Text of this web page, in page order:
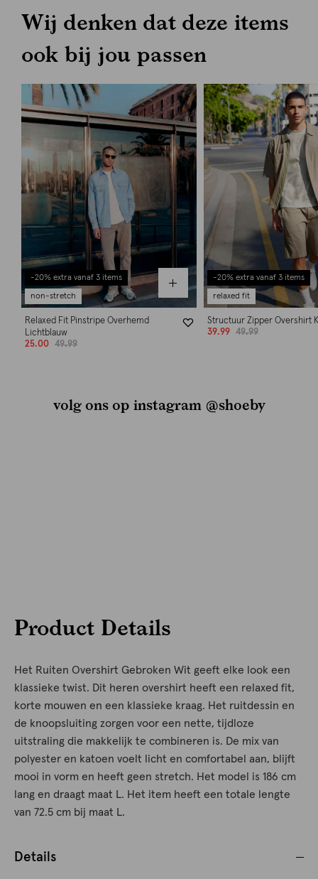
Wij denken dat deze items
ook bij jou passen
-20% extra vanaf 3 items
non-stretch
Relaxed Fit Pinstripe Overhemd
Lichtblauw
25.00
49.99
-20% extra vanaf 3 items
relaxed fit
Structuur Zipper Overshirt
39.99
49.99
volg ons op instagram @shoeby
Product Details
Het Ruiten Overshirt Gebroken Wit geeft elke look een
klassieke twist. Dit heren overshirt heeft een relaxed fit,
korte mouwen en een klassieke kraag. Het ruitdessin en
de knoopsluiting zorgen voor een nette, tijdloze
uitstraling die makkelijk te combineren is. De mix van
polyester en katoen voelt licht en comfortabel aan, blijft
mooi in vorm en heeft geen stretch. Het model is 186 cm
lang en draagt maat L. Het item heeft een totale lengte
van 72.5 cm bij maat L.
Details